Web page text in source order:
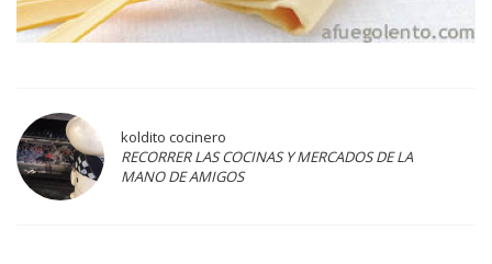
koldito cocinero
RECORRER LAS COCINAS Y MERCADOS DE LA
MANO DE AMIGOS